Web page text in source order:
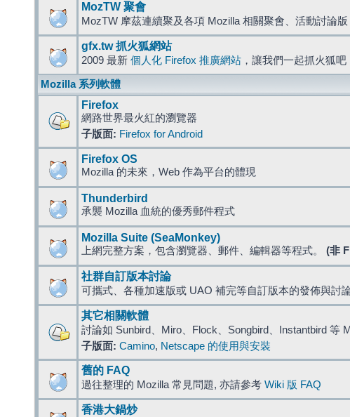
MozTW 聚會
MozTW 摩茲連續聚及各項 Mozilla 相關聚會、活動討論版
gfx.tw 抓火狐網站
2009 最新 個人化 Firefox 推廣網站 ，讓我們一起抓火狐吧
Mozilla 系列軟體
Firefox
網路世界最火紅的瀏覽器
子版面: Firefox for Android
Firefox OS
Mozilla 的未來，Web 作為平台的體現
Thunderbird
承襲 Mozilla 血統的優秀郵件程式
Mozilla Suite (SeaMonkey)
上網完整方案，包含瀏覽器、郵件、編輯器等程式。 (非
社群自訂版本討論
可攜式、各種加速版或 UAO 補完等自訂版本的發佈與討
其它相關軟體
討論如 Sunbird、Miro、Flock、Songbird、Instantbird 等
子版面: Camino, Netscape 的使用與安裝
舊的 FAQ
過往整理的 Mozilla 常見問題, 亦請參考 Wiki 版 FAQ
香港大鍋炒